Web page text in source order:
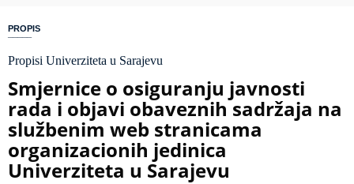
PROPIS
Propisi Univerziteta u Sarajevu
Smjernice o osiguranju javnosti
rada i objavi obaveznih sadržaja na
službenim web stranicama
organizacionih jedinica
Univerziteta u Sarajevu